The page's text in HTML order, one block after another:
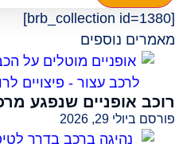
[brb_collection id=1380]
מאמרים נוספים
רוכב אופניים שנפגע
פורסם ביולי 29, 2026